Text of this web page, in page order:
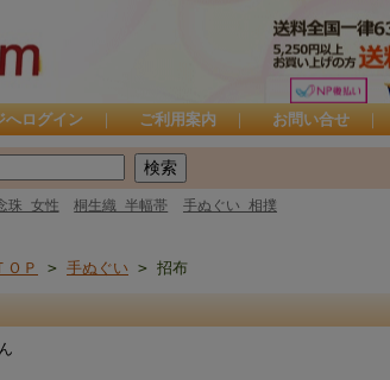
へログイン ご利用案内 お問い合せ
珠 女性 桐生織 半幅帯 手ぬぐい 相撲
ＯＰ > 手ぬぐい > 招布